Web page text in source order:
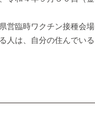
臨時ワクチン接種会
人は、自分の住んでい